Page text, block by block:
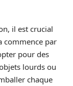
il est crucial
commence par
pour des
lourds ou
chaque